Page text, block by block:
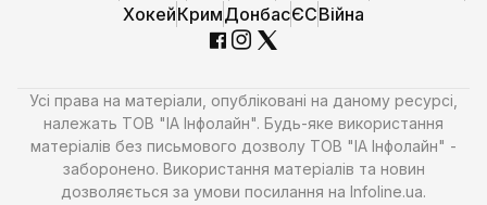
ХокейКримДонбасЄСВійна
Усі права на матеріали, опубліковані на даному ресурсі,
належать ТОВ "ІА Інфолайн". Будь-яке використання
матеріалів без письмового дозволу ТОВ "ІА Інфолайн" -
заборонено. Використання матеріалів та новин
дозволяється за умови посилання на Infoline.ua.